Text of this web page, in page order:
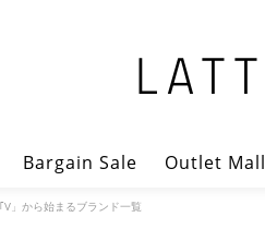
Bargain Sale Outlet Mall
｢V」から始まるブランド一覧